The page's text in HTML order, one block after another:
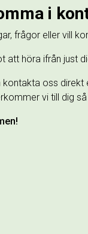
i
frågor eller vill
att höra ifrån just
kontakta oss
vi till dig